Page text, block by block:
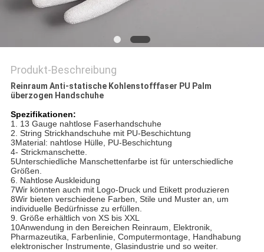
PRIVACY
POLICY
Produkt-Beschreibung
Reinraum Anti-statische Kohlenstofffaser PU Palm
überzogen Handschuhe
Spezifikationen:
1. 13 Gauge nahtlose Faserhandschuhe
2. String Strickhandschuhe mit PU-Beschichtung
3Material: nahtlose Hülle, PU-Beschichtung
4- Strickmanschette.
5Unterschiedliche Manschettenfarbe ist für unterschiedliche
Größen.
6. Nahtlose Auskleidung
7Wir könnten auch mit Logo-Druck und Etikett produzieren
8Wir bieten verschiedene Farben, Stile und Muster an, um
individuelle Bedürfnisse zu erfüllen.
9. Größe erhältlich von XS bis XXL
10Anwendung in den Bereichen Reinraum, Elektronik,
Pharmazeutika, Farbenlinie, Computermontage, Handhabung
elektronischer Instrumente, Glasindustrie und so weiter.